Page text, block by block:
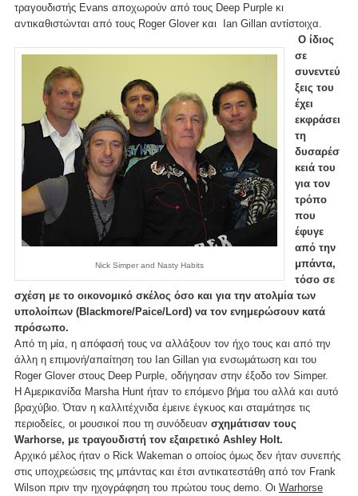
τραγουδιστής Evans αποχωρούν από τους Deep Purple κι
αντικαθιστώνται από τους Roger Glover και Ian Gillan αντίστοιχα.
Nick Simper and Nasty Habits
Ο ίδιος
σε
συνεντεύ
ξεις του
έχει
εκφράσει
τη
δυσαρέσ
κειά του
για τον
τρόπο
που
έφυγε
από την
μπάντα,
τόσο σε
σχέση με το οικονομικό σκέλος όσο και για την ατολμία των
υπολοίπων (Blackmore/Paice/Lord) να τον ενημερώσουν κατά
πρόσωπο.
Από τη μία, η απόφασή τους να αλλάξουν τον ήχο τους και από την
άλλη η επιμονή/απαίτηση του Ian Gillan για ενσωμάτωση και του
Roger Glover στους Deep Purple, οδήγησαν στην έξοδο τον Simper.
Η Αμερικανίδα Marsha Hunt ήταν το επόμενο βήμα του αλλά και αυτό
βραχύβιο. Όταν η καλλιτέχνιδα έμεινε έγκυος και σταμάτησε τις
περιοδείες, οι μουσικοί που τη συνόδευαν σχημάτισαν τους
Warhorse, με τραγουδιστή τον εξαιρετικό Ashley Holt.
Αρχικό μέλος ήταν ο Rick Wakeman ο οποίος όμως δεν ήταν συνεπής
στις υποχρεώσεις της μπάντας και έτσι αντικατεστάθη από τον Frank
Wilson πριν την ηχογράφηση του πρώτου τους demo. Οι Warhorse